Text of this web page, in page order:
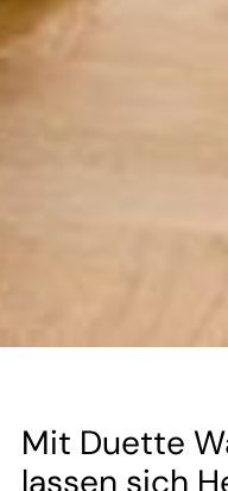
Mit Duette
lassen sich